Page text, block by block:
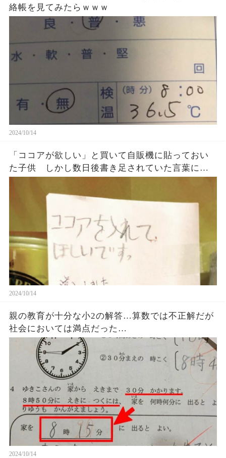
絡帳を見てみたらｗｗｗ
2024/10/14
「ココアが欲しい」と買いて自販機に貼っておい
た子供 しかし数日後書き足されていた言葉に感
2024/10/14
親の教育が十分な小2の解答…算数では不正解だが
社会においては満点だった…
2024/10/14